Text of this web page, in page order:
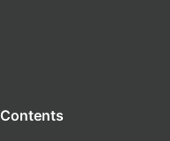
Contents